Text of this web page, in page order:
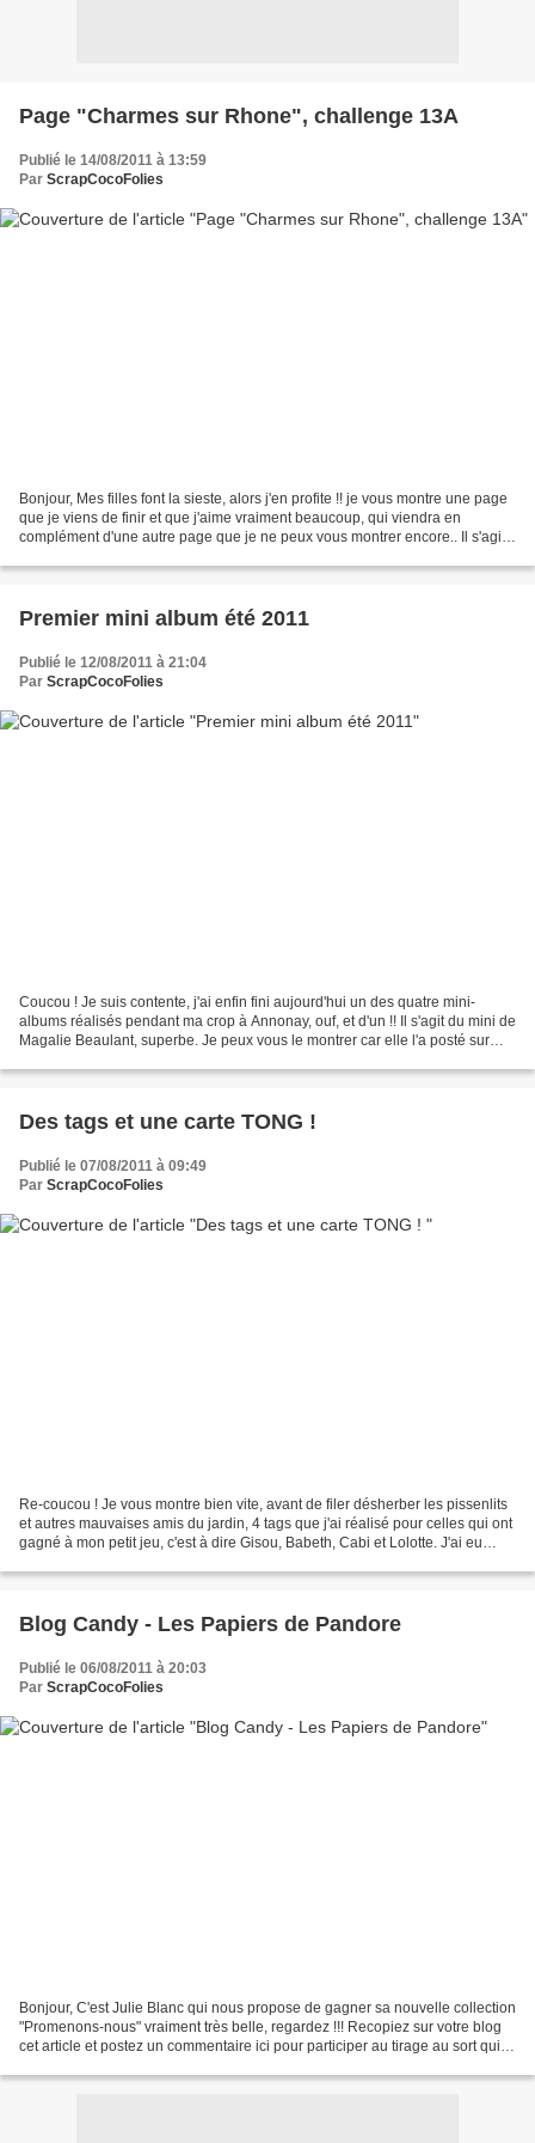
Page "Charmes sur Rhone", challenge 13A
Publié le 14/08/2011 à 13:59
Par ScrapCocoFolies
Bonjour, Mes filles font la sieste, alors j'en profite !! je vous montre une page
que je viens de finir et que j'aime vraiment beaucoup, qui viendra en
complément d'une autre page que je ne peux vous montrer encore.. Il s'agit
Premier mini album été 2011
Publié le 12/08/2011 à 21:04
Par ScrapCocoFolies
Coucou ! Je suis contente, j'ai enfin fini aujourd'hui un des quatre mini-
albums réalisés pendant ma crop à Annonay, ouf, et d'un !! Il s'agit du mini de
Magalie Beaulant, superbe. Je peux vous le montrer car elle l'a posté sur
Des tags et une carte TONG !
Publié le 07/08/2011 à 09:49
Par ScrapCocoFolies
Re-coucou ! Je vous montre bien vite, avant de filer désherber les pissenlits
et autres mauvaises amis du jardin, 4 tags que j'ai réalisé pour celles qui ont
gagné à mon petit jeu, c'est à dire Gisou, Babeth, Cabi et Lolotte. J'ai eu
Blog Candy - Les Papiers de Pandore
Publié le 06/08/2011 à 20:03
Par ScrapCocoFolies
Bonjour, C'est Julie Blanc qui nous propose de gagner sa nouvelle collection
"Promenons-nous" vraiment très belle, regardez !!! Recopiez sur votre blog
cet article et postez un commentaire ici pour participer au tirage au sort qui